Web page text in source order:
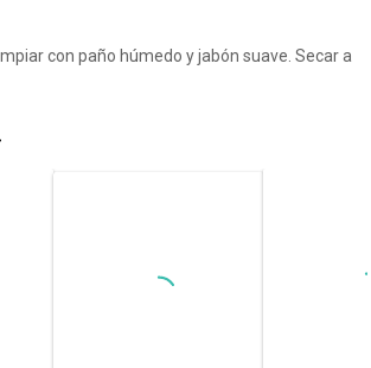
con paño húmedo y jabón suave. Secar a